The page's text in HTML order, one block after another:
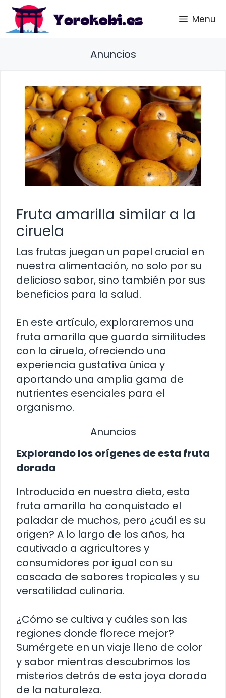
Saltar
contenido
Menu
Anuncios
Fruta amarilla similar a la
ciruela
Las frutas juegan un papel crucial en
nuestra alimentación, no solo por su
delicioso sabor, sino también por sus
beneficios para la salud.
En este artículo, exploraremos una
fruta amarilla que guarda similitudes
con la ciruela, ofreciendo una
experiencia gustativa única y
aportando una amplia gama de
nutrientes esenciales para el
organismo.
Anuncios
Explorando los orígenes de esta fruta
dorada
Introducida en nuestra dieta, esta
fruta amarilla ha conquistado el
paladar de muchos, pero ¿cuál es su
origen? A lo largo de los años, ha
cautivado a agricultores y
consumidores por igual con su
cascada de sabores tropicales y su
versatilidad culinaria.
¿Cómo se cultiva y cuáles son las
regiones donde florece mejor?
Sumérgete en un viaje lleno de color
y sabor mientras descubrimos los
misterios detrás de esta joya dorada
de la naturaleza.